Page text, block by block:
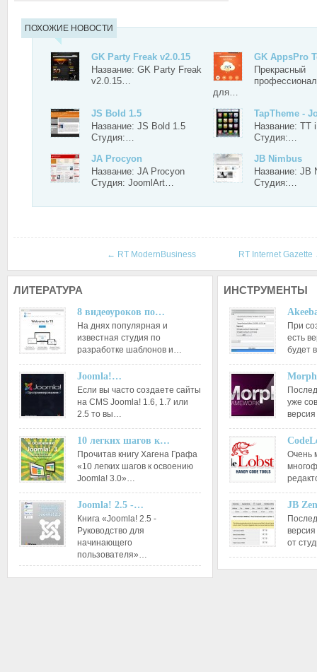
ПОХОЖИЕ НОВОСТИ
GK Party Freak v2.0.15
Название: GK Party Freak
v2.0.15…
GK AppsPro
Прекрасный
для…
JS Bold 1.5
Название: JS Bold 1.5
Студия:…
TapTheme -
Название: TT
Студия:…
JA Procyon
Название: JA Procyon
Студия: JoomlArt…
JB Nimbus
Название: JB
Студия:…
← RT ModernBusiness RT Internet Gazette
ЛИТЕРАТУРА
8 видеоуроков по…
На днях популярная и
известная студия по
разработке шаблонов и…
Joomla!…
Если вы часто создаете сайты
на CMS Joomla! 1.6, 1.7 или
2.5 то вы…
10 легких шагов к…
Прочитав книгу Хагена Графа
«10 легких шагов к освоению
Joomla! 3.0»…
Joomla! 2.5 -…
Книга «Joomla! 2.5 -
Руководство для
начинающего
пользователя»…
ИНСТРУМЕНТЫ
При
есть
будет
уже
Очень
JB
от